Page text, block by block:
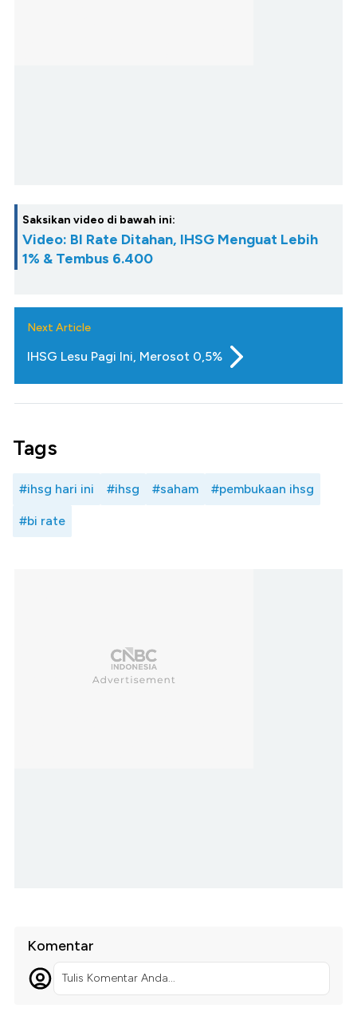
Saksikan video di bawah ini:
Video: BI Rate Ditahan, IHSG Menguat Lebih
1% & Tembus 6.400
Next Article
IHSG Lesu Pagi Ini, Merosot 0,5%
Tags
#ihsg hari ini #ihsg #saham #pembukaan ihsg
#bi rate
Komentar
Tulis Komentar Anda...